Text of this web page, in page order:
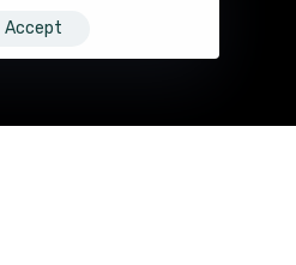
Accept